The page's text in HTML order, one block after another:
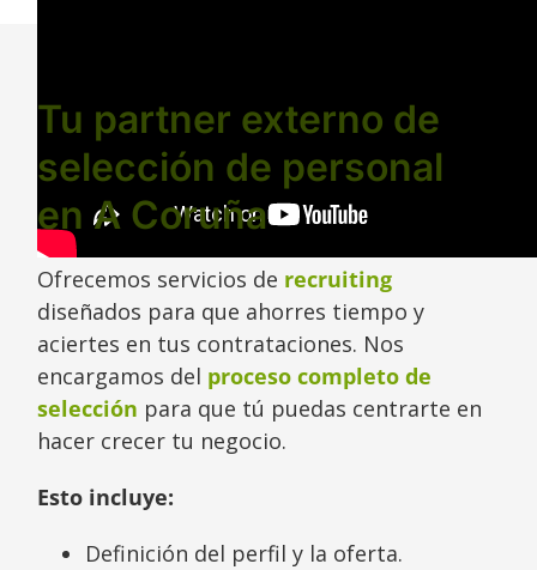
Tu partner externo de
selección de personal
en A Coruña
Ofrecemos servicios de recruiting
diseñados para que ahorres tiempo y
aciertes en tus contrataciones. Nos
encargamos del proceso completo de
selección para que tú puedas centrarte en
hacer crecer tu negocio.
Esto incluye:
Definición del perfil y la oferta.